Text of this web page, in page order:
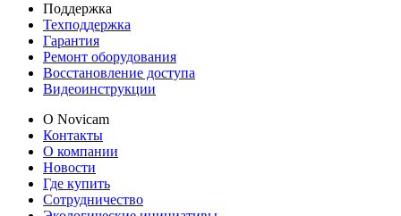
Поддержка
Техподдержка
Гарантия
Ремонт оборудования
Восстановление доступа
Видеоинструкции
О Novicam
Контакты
О компании
Новости
Где купить
Сотрудничество